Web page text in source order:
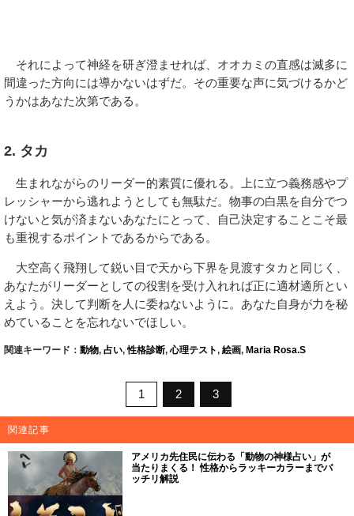
それによって神経を研ぎ澄ませれば、オオカミの直感は滅多に
間違った方向には導かないはずだ。その重要な声に気づけるかど
うかはあなた次第である。
2. タカ
生まれながらのリーダー的素質に優れる。上に立つ義務感やプ
レッシャーから逃れようとしても無駄だ。物事の白黒を自分でつ
けないと気が済まないあなたにとって、自己決定することこそ最
も重視するポイントであるからである。
大空高く飛翔して鋭い目で天から下界を見渡すタカと同じく、
あなたがリーダーとしての役割を受け入れれば正に適材適所とい
えよう。決して判断を人に委ねないように。あなた自身が力を秘
めていることを忘れないでほしい。
関連キーワード： 動物, 占い,性格診断,心理テスト, 絵画, Maria Rosa.S
1 2 3
関連記事
アメリカ先住民に伝わる「動物の神様占い」が
当たりまくる！ 性格からラッキーカラーまでバ
ッチリ解説